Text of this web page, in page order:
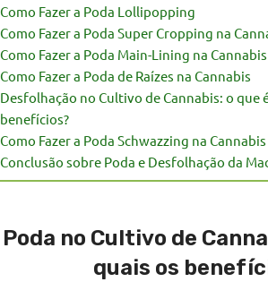
Como Fazer a Poda Lollipopping
Como Fazer a Poda Super Cropping na
Como Fazer a Poda Main-Lining na Cannabis
Como Fazer a Poda de Raízes na Cannabis
Desfolhação no Cultivo de Cannabis: o que
benefícios?
Como Fazer a Poda Schwazzing na Cannabis
Conclusão sobre Poda e Desfolhação da
Poda no Cultivo de
quais os